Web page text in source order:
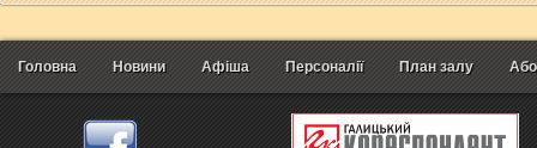
Головна Новини Афіша Персоналії План залу